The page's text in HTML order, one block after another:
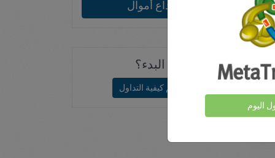
يداع أموال
البدء؟
تعلم كيفية التداول
اليوم